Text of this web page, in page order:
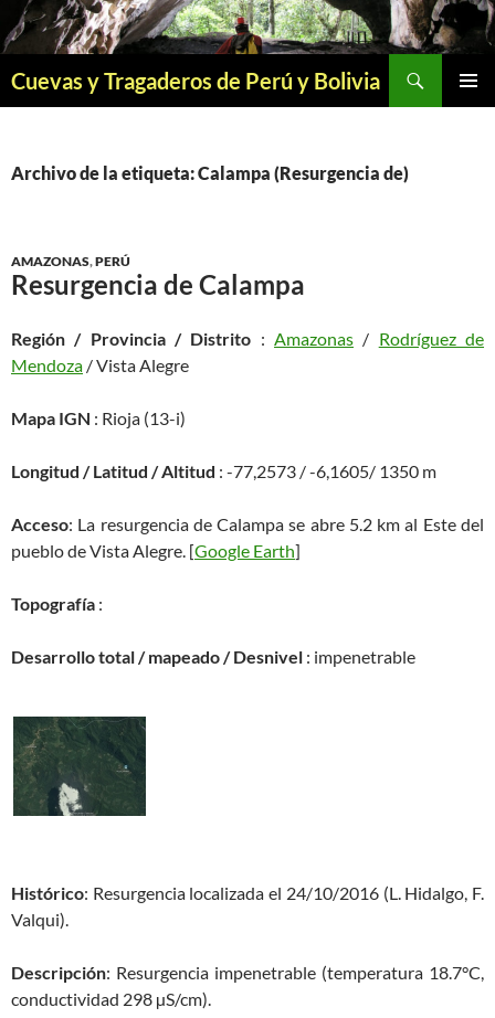
Saltar
al
Cuevas y Tragaderos de Perú y Bolivia
Archivo de la etiqueta: Calampa (Resurgencia de)
AMAZONAS,PERÚ
Resurgencia de Calampa
Región / Provincia / Distrito :Amazonas / Rodríguez de
Mendoza / Vista Alegre
Mapa IGN : Rioja (13-i)
Longitud / Latitud / Altitud : -77,2573 / -6,1605/ 1350 m
Acceso: La resurgencia de Calampa se abre 5.2 km al Este del
pueblo de Vista Alegre. [Google Earth]
Topografía :
Desarrollo total / mapeado / Desnivel : impenetrable
Histórico: Resurgencia localizada el 24/10/2016 (L. Hidalgo, F.
Valqui).
Descripción: Resurgencia impenetrable (temperatura 18.7°C,
conductividad 298 µS/cm).